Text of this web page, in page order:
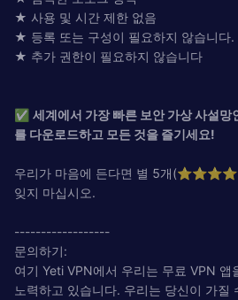
★ 사용 및 시간 제한 없음
★ 등록 또는 구성이 필요하지 않습니다.
★ 추가 권한이 필요하지 않습니다
✅ 세계에서 가장 빠른 보안 가상 사설망
를 다운로드하고 모든 것을 즐기세요!
우리가 마음에 든다면 별 5개
잊지 마십시오.
------------------
문의하기:
여기 Yeti VPN에서 우리는 무료 VPN 앱
노력하고 있습니다. 우리는 당신이 가질